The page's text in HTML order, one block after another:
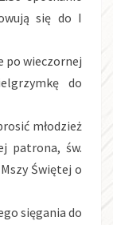
się do I
po wieczornej
do
młodzież
patrona, św.
Świętej o
sięgania do